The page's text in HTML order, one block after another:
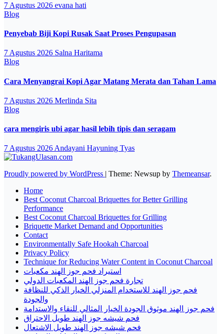
7 Agustus 2026 evana hati
Blog
Penyebab Biji Kopi Rusak Saat Proses Pengupasan
7 Agustus 2026 Salna Haritama
Blog
Cara Menyangrai Kopi Agar Matang Merata dan Tahan Lama
7 Agustus 2026 Merlinda Sita
Blog
cara mengiris ubi agar hasil lebih tipis dan seragam
7 Agustus 2026 Andayani Hayuning Tyas
Proudly powered by WordPress | Theme: Newsup by Themeansar.
Home
Best Coconut Charcoal Briquettes for Better Grilling
Performance
Best Coconut Charcoal Briquettes for Grilling
Briquette Market Demand and Opportunities
Contact
Environmentally Safe Hookah Charcoal
Privacy Policy
Technique for Reducing Water Content in Coconut Charcoal
استيراد فحم جوز الهند مكعبات
تجارة فحم جوز الهند المكعبات الدولي
فحم جوز الهند للاستخدام المنزلي الخيار الذكي للنظافة
والجودة
فحم جوز الهند موثوق الجودة الخيار المثالي للنقاء والاستدامة
فحم شيشه جوز الهند طويل الاحتراق
فحم شيشه جوز الهند طويل الاشتعال